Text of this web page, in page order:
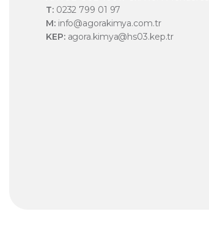
T:0232 799 01 97
M:info@agorakimya.com.tr
KEP:agora.kimya@hs03.kep.tr